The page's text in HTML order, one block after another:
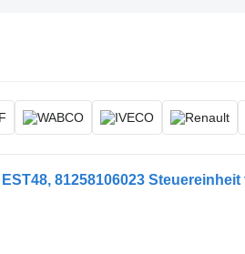
81258106023